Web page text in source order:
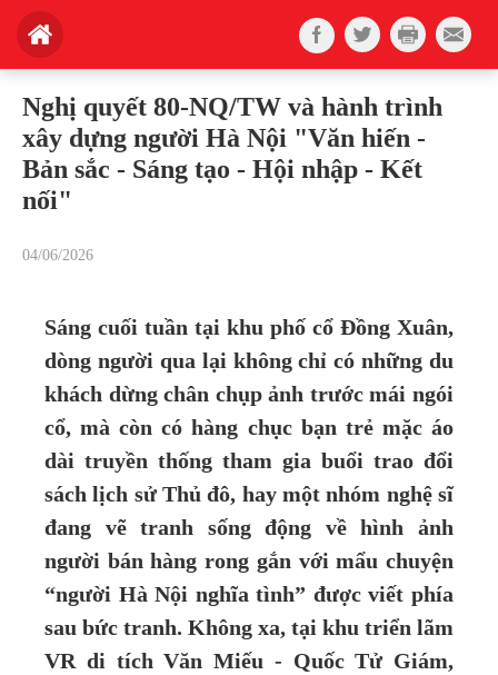
Nghị quyết 80-NQ/TW và hành trình
xây dựng người Hà Nội "Văn hiến -
Bản sắc - Sáng tạo - Hội nhập - Kết
nối"
04/06/2026
Sáng cuối tuần tại khu phố cổ Đồng Xuân,
dòng người qua lại không chỉ có những du
khách dừng chân chụp ảnh trước mái ngói
cổ, mà còn có hàng chục bạn trẻ mặc áo
dài truyền thống tham gia buổi trao đổi
sách lịch sử Thủ đô, hay một nhóm nghệ sĩ
đang vẽ tranh sống động về hình ảnh
người bán hàng rong gắn với mẩu chuyện
“người Hà Nội nghĩa tình” được viết phía
sau bức tranh. Không xa, tại khu triển lãm
VR di tích Văn Miếu - Quốc Tử Giám,